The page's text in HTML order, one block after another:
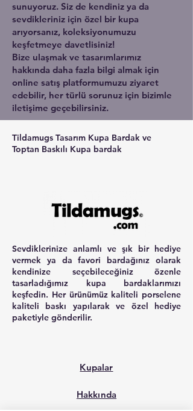
sunuyoruz. Siz de kendiniz ya da
sevdikleriniz için özel bir kupa
arıyorsanız, koleksiyonumuzu
keşfetmeye davetlisiniz!
Bize ulaşmak ve tasarımlarımız
hakkında daha fazla bilgi almak için
online satış platformumuzu ziyaret
edebilir, her türlü sorunuz için bizimle
iletişime geçebilirsiniz.
Tildamugs Tasarım Kupa Bardak ve
Toptan Baskılı Kupa bardak
Sevdiklerinize anlamlı ve şık bir hediye
vermek ya da favori bardağınız olarak
kendinize seçebileceğiniz özenle
tasarladığımız kupa bardaklarımızı
keşfedin. Her ürünümüz kaliteli porselene
kaliteli baskı yapılarak ve özel hediye
paketiyle gönderilir.
Kupalar
Hakkında